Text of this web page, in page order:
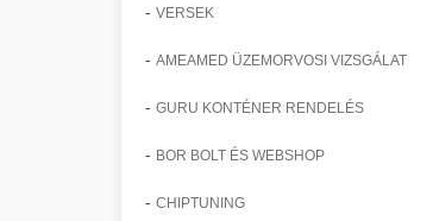
- VERSEK
- AMEAMED ÜZEMORVOSI VIZSGÁLAT
- GURU KONTÉNER RENDELÉS
- BOR BOLT ÉS WEBSHOP
- CHIPTUNING